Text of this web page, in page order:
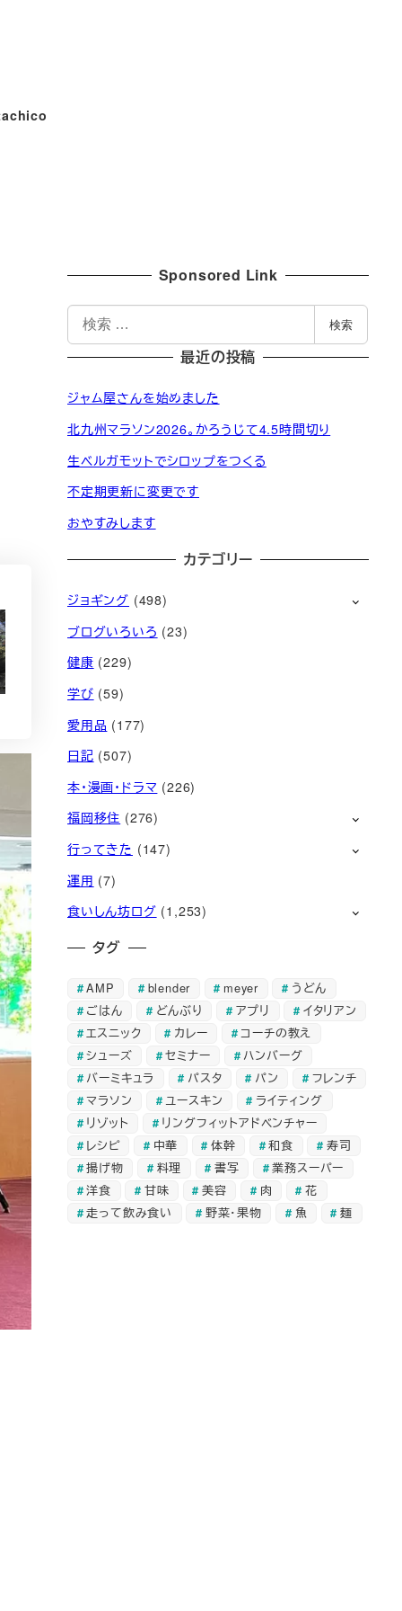
Sponsored Link
索
検索
最近の投稿
ジャム屋さんを始めました
北九州マラソン2026。かろうじて4.5時間切り
生ベルガモットでシロップをつくる
不定期更新に変更です
おやすみします
カテゴリー
ジョギング (498)
ブログいろいろ (23)
健康 (229)
学び (59)
愛用品 (177)
日記 (507)
本・漫画・ドラマ (226)
福岡移住 (276)
行ってきた (147)
運用 (7)
食いしん坊ログ (1,253)
タグ
AMP blender meyer
うどん
ごはん
どんぶり アプリ
イタリアン
エスニック
カレー
コーチの教え
シューズ
セミナー
ハンバーグ
バーミキュラ
パスタ パン
フレンチ
マラソン
ユースキン
ライティング
リゾット
リングフィットアドベンチャー
レシピ
中華 体幹 和食
寿司
揚げ物
料理 書写
業務スーパー
洋食
甘味 美容 肉
花
走って飲み食い
野菜・果物 魚 麺